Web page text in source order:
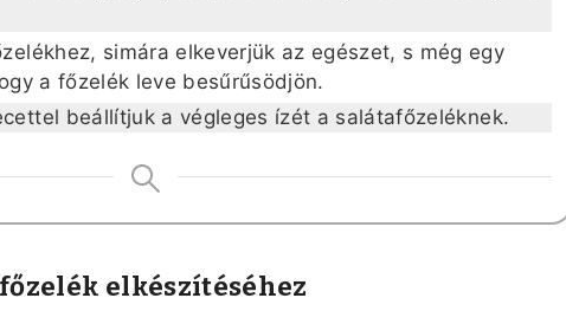
simára elkeverjük az egészet, s még egy
a főzelék leve besűrűsödjön.
beállítjuk a végleges ízét a salátafőzeléknek.
elkészítéséhez